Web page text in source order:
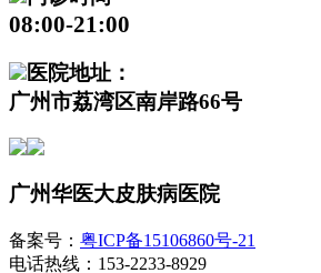
08:00-21:00
医院地址：
广州市荔湾区南岸路66号
广州华医大皮肤病医院
备案号： 粤ICP备15106860号-21
电话热线：153-2233-8929